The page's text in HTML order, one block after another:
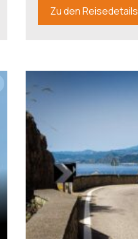
Zu den Reisedetails